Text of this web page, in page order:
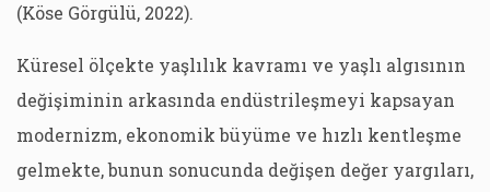
(Köse Görgülü, 2022).
Küresel ölçekte yaşlılık kavramı ve yaşlı algısının
değişiminin arkasında endüstrileşmeyi kapsayan
modernizm, ekonomik büyüme ve hızlı kentleşme
gelmekte, bunun sonucunda değişen değer yargıları,